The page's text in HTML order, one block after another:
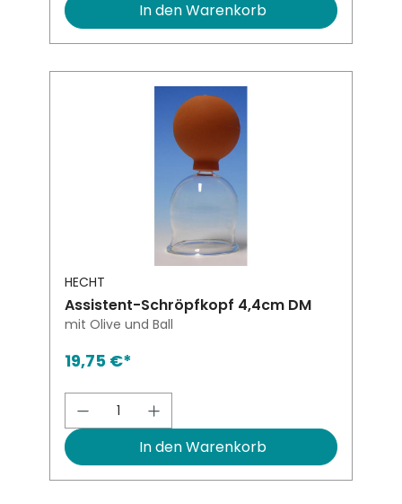
In den Warenkorb
HECHT
Assistent-Schröpfkopf 4,4cm DM
mit Olive und Ball
19,75 €*
Produkt Anzahl: Gib den
In den Warenkorb